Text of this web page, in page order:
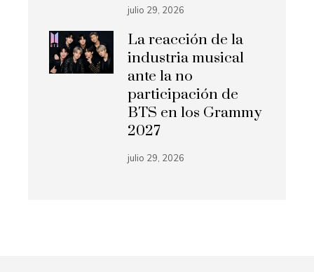
julio 29, 2026
La reacción de la
industria musical
ante la no
participación de
BTS en los Grammy
2027
julio 29, 2026